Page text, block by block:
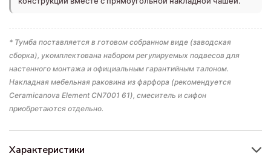
* Тумба поставляется в готовом собранном виде (заводская
сборка), укомплектована набором регулируемых подвесов для
настенного монтажа и официальным гарантийным талоном.
Накладная мебельная раковина из фарфора (рекомендуется
Ceramicanova Element CN7001 61), смеситель и сифон
приобретаются отдельно.
Характеристики